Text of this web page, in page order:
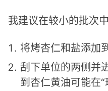
我建议在较小的批次
将烤杏仁和盐添加
刮下单位的两侧并
到杏仁黄油可能在